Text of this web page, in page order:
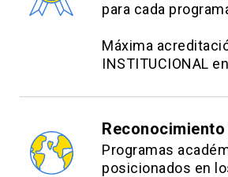
para cada
Máxima
INSTITUCIONAL
Programas
posicionados en